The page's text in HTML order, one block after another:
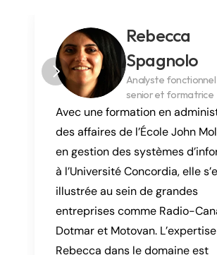
Rebecca
Spagnolo
Analyste fonctionnel
senior et formatrice
Avec une formation en
des affaires de l’École John
en gestion des systèmes
à l’Université Concordia, elle
illustrée au sein de grandes
entreprises comme Radio-
Dotmar et Motovan.
Rebecca dans le domaine est